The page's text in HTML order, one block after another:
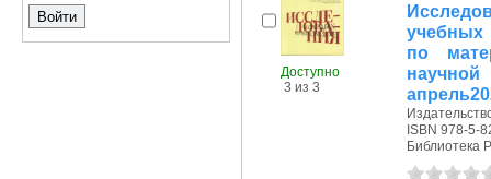
Доступно
3 из 3
учебных
по
ISBN 978-5-
Библиотека